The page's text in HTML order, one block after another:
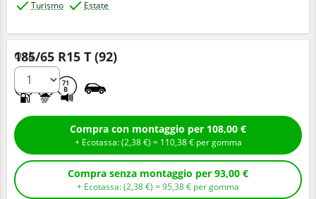
Turismo Estate
185/65 R15 T (92)
71
B
Q.tà
Compra con montaggio per 108,00 €
+ Ecotassa: (2,38€ ) = 110,38€ per gomma
Compra senza montaggio per 93,00 €
+ Ecotassa: (2,38€ ) =95,38€ per gomma